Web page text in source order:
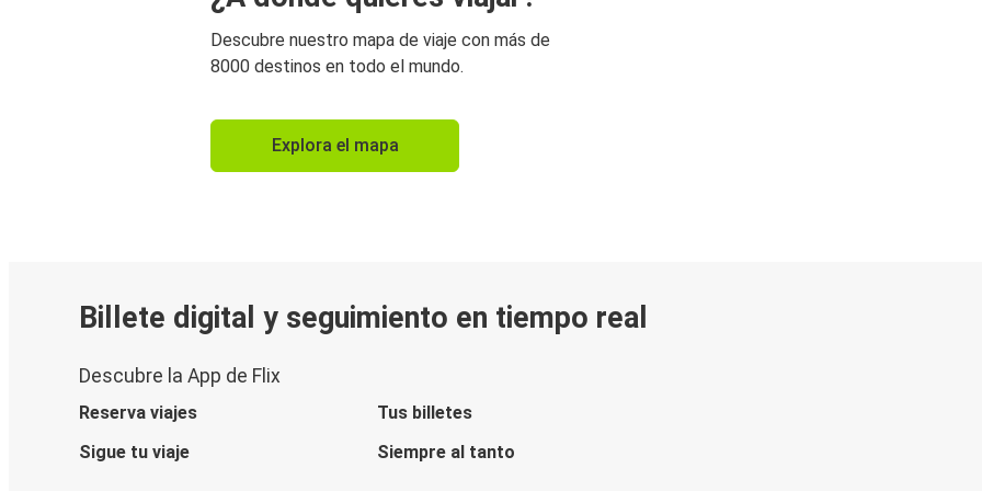
Descubre nuestro mapa de viaje con más de
8000 destinos en todo el mundo.
Explora el mapa
Billete digital y seguimiento en tiempo real
Descubre la App de Flix
Reserva viajes
Tus billetes
Sigue tu viaje
Siempre al tanto